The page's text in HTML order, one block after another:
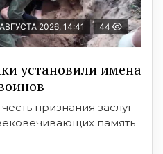
2026, 14:41 44
установили имена
признания заслуг
память